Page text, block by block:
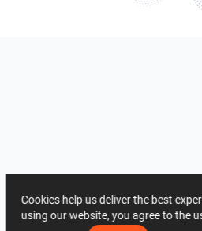
Cookies help us deliver the best
using our website, you agree to the